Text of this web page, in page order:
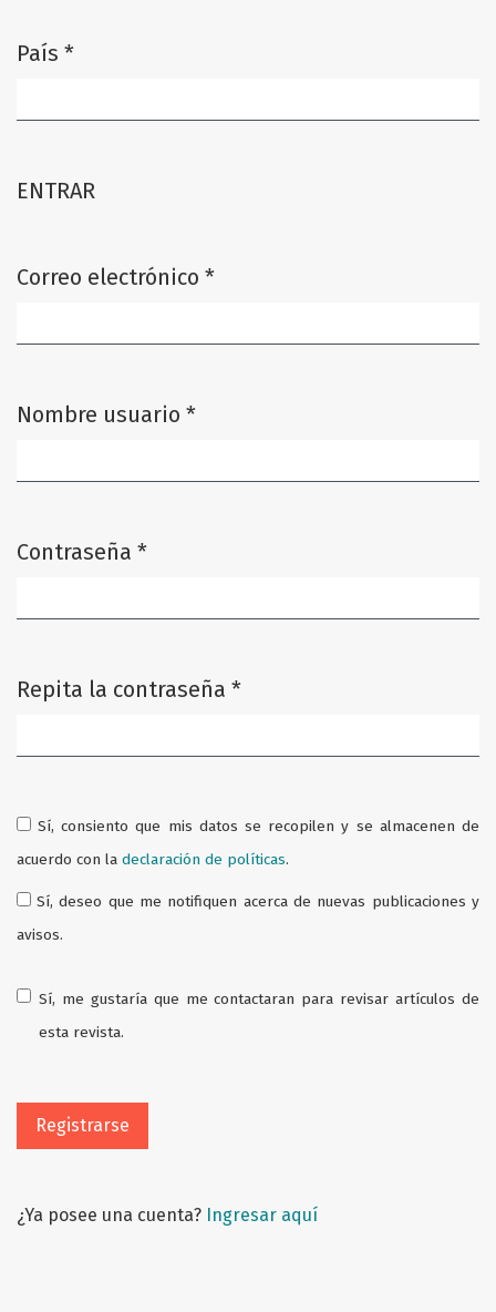
País *
ENTRAR
Correo electrónico *
Nombre usuario *
Contraseña *
Repita la contraseña *
acuerdo con la declaración de políticas.
avisos.
Sí, me gustaría que me contactaran para revisar artículos de
esta revista.
Registrarse
¿Ya posee una cuenta? Ingresar aquí